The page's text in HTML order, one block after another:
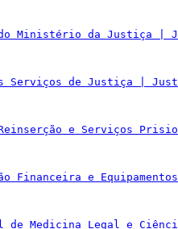
Ministério da Justiça |
Serviços de Justiça |
e Serviços
Financeira e
Medicina Legal e